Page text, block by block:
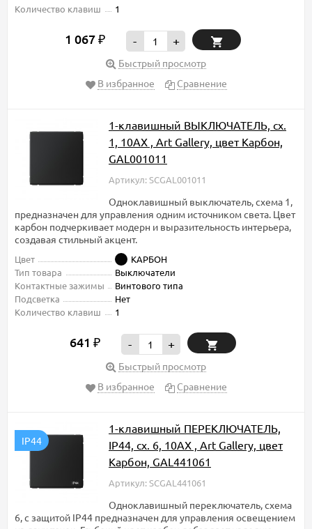
Количество клавиш
1
1 067 ₽ - +
Быстрый просмотр
В избранное
Сравнение
1-клавишный ВЫКЛЮЧАТЕЛЬ, сх.
1, 10АХ , Art Gallery, цвет Карбон,
GAL001011
Артикул: SCGAL001011
Одноклавишный выключатель, схема 1,
предназначен для управления одним источником света. Цвет
карбон подчеркивает модерн и выразительность интерьера,
создавая стильный акцент.
Цвет
КАРБОН
Тип товара
Выключатели
Контактные зажимы
Винтового типа
Подсветка
Нет
Количество клавиш
1
641 ₽ - +
Быстрый просмотр
В избранное
Сравнение
IP44
1-клавишный ПЕРЕКЛЮЧАТЕЛЬ,
IP44, сх. 6, 10АХ , Art Gallery, цвет
Карбон, GAL441061
Артикул: SCGAL441061
Одноклавишный переключатель, схема
6, с защитой IP44 предназначен для управления освещением